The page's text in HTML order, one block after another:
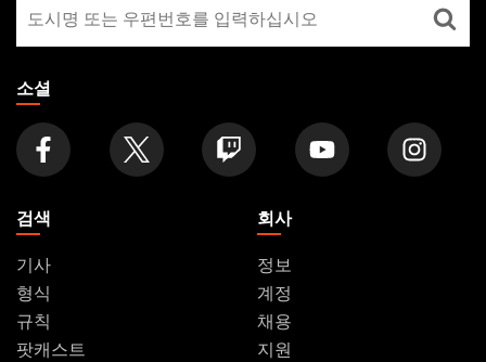
FOOTER
장
찾
기
소셜
검색
기사
형식
규칙
팟캐스트
회사
정보
계정
채용
지원